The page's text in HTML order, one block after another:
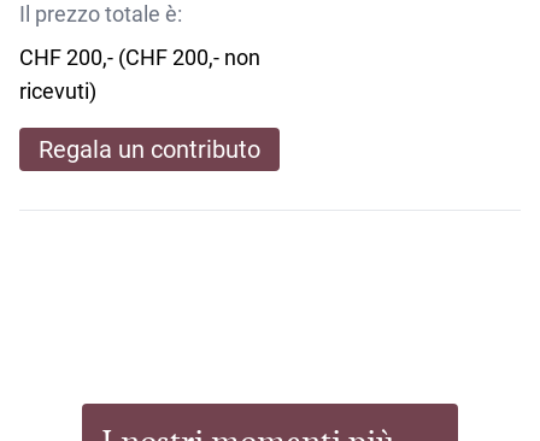
Il prezzo totale è:
CHF 200,- (CHF 200,- non
ricevuti)
Regala un contributo